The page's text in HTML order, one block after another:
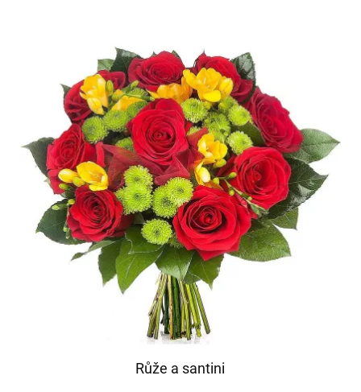
Růže a santini